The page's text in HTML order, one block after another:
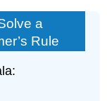
a
Rule